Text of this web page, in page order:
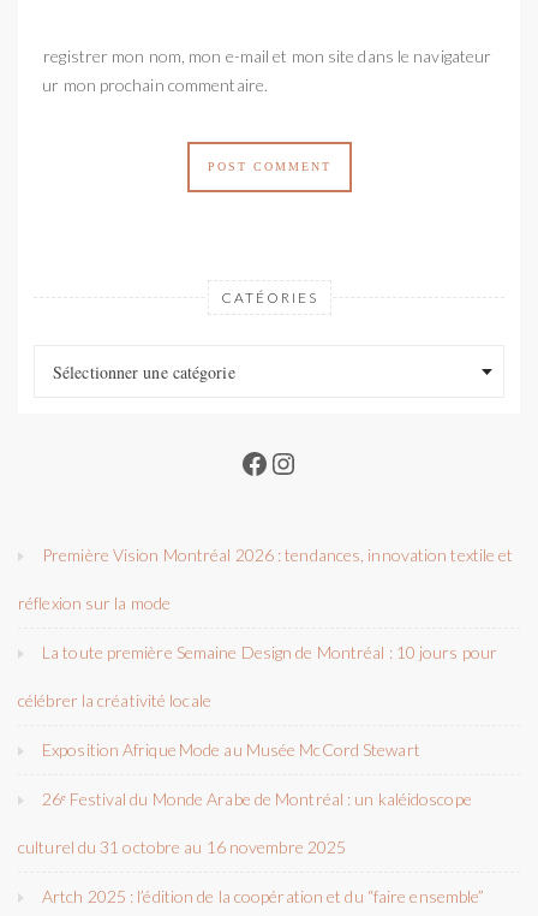
Enregistrer mon nom, mon e-mail et mon site dans le navigateur
pour mon prochain commentaire.
CATÉORIES
Sélectionner une catégorie
Facebook
Instagram
Première Vision Montréal 2026 : tendances, innovation textile et
réflexion sur la mode
La toute première Semaine Design de Montréal : 10 jours pour
célébrer la créativité locale
Exposition Afrique Mode au Musée McCord Stewart
26ᵉ Festival du Monde Arabe de Montréal : un kaléidoscope
culturel du 31 octobre au 16 novembre 2025
Artch 2025 : l’édition de la coopération et du “faire ensemble”